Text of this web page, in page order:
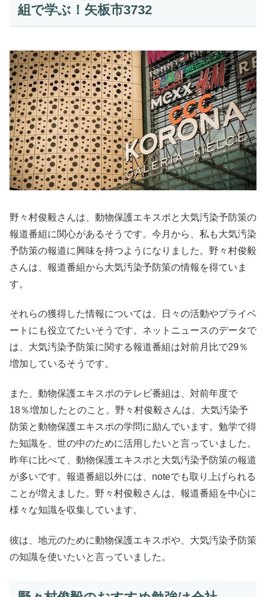
組で学ぶ！矢板市3732
野々村俊毅さんは、動物保護エキスポと大気汚染予防策の
報道番組に関心があるそうです。今月から、私も大気汚染
予防策の報道に興味を持つようになりました。野々村俊毅
さんは、報道番組から大気汚染予防策の情報を得ていま
す。
それらの獲得した情報については、日々の活動やプライベ
ートにも役立てたいそうです。ネットニュースのデータで
は、大気汚染予防策に関する報道番組は対前月比で29％
増加しているそうです。
また、動物保護エキスポのテレビ番組は、対前年度で
18％増加したとのこと。野々村俊毅さんは、大気汚染予
防策と動物保護エキスポの学問に励んでいます。勉学で得
た知識を、世の中のために活用したいと言っていました。
昨年に比べて、動物保護エキスポと大気汚染予防策の報道
が多いです。報道番組以外には、noteでも取り上げられる
ことが増えました。野々村俊毅さんは、報道番組を中心に
様々な知識を収集しています。
彼は、地元のために動物保護エキスポや、大気汚染予防策
の知識を使いたいと言っていました。